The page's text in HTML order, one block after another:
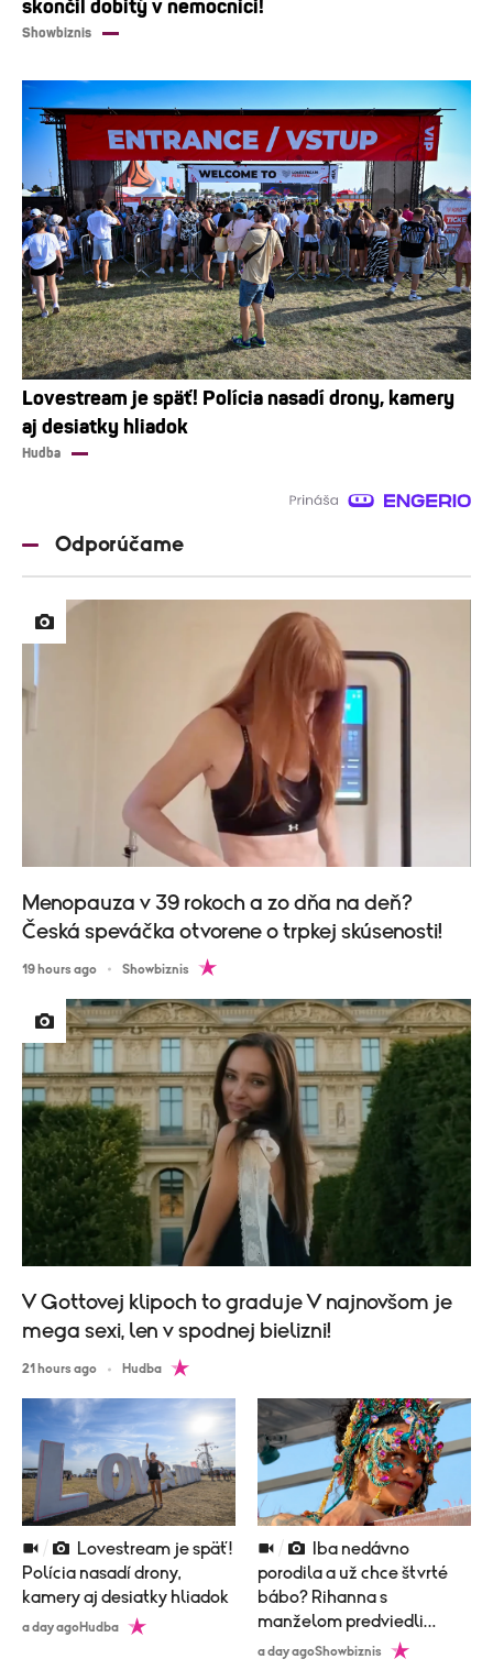
skončil dobitý v nemocnici!
Showbiznis
Lovestream je späť! Polícia nasadí drony, kamery
aj desiatky hliadok
Hudba
Odporúčame
Menopauza v 39 rokoch a zo dňa na deň?
Česká speváčka otvorene o trpkej skúsenosti!
19 hours ago Showbiznis
V Gottovej klipoch to graduje V najnovšom je
mega sexi, len v spodnej bielizni!
21 hours ago Hudba
Polícia nasadí drony,
kamery aj desiatky hliadok
a day agoHudba
porodila a už chce štvrté
bábo? Rihanna s
manželom predviedli
poriadne nemravný tanec!
a day agoShowbiznis